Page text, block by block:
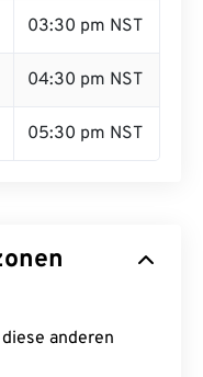
03:30 pm NST
04:30 pm NST
05:30 pm NST
anderen